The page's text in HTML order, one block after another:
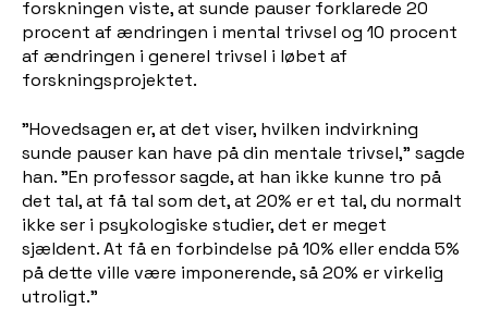
forskningen viste, at sunde pauser forklarede 20
procent af ændringen i mental trivsel og 10 procent
af ændringen i generel trivsel i løbet af
forskningsprojektet.
"Hovedsagen er, at det viser, hvilken indvirkning
sunde pauser kan have på din mentale trivsel," sagde
han. "En professor sagde, at han ikke kunne tro på
det tal, at få tal som det, at 20% er et tal, du normalt
ikke ser i psykologiske studier, det er meget
sjældent. At få en forbindelse på 10% eller endda 5%
på dette ville være imponerende, så 20% er virkelig
utroligt."